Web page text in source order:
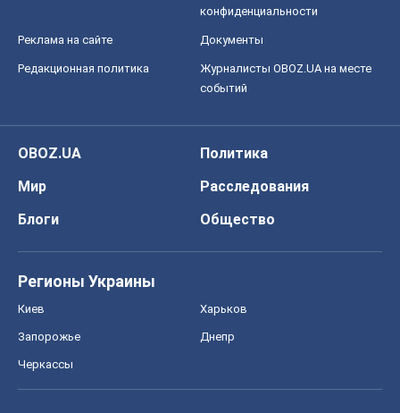
конфиденциальности
Реклама на сайте Документы
Редакционная политика
Журналисты OBOZ.UA на месте
событий
OBOZ.UA
Политика
Мир
Расследования
Блоги
Общество
Регионы Украины
Киев Харьков
Запорожье Днепр
Черкассы